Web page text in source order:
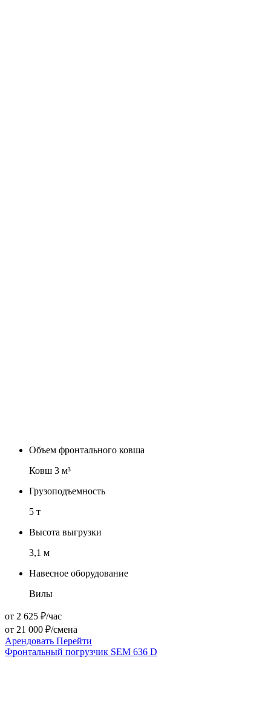
Объем фронтального ковша
Ковш 3 м³
Грузоподъемность
5 т
Высота выгрузки
3,1 м
Навесное оборудование
Вилы
от 2 625 ₽/час
от 21 000 ₽/смена
Арендовать Перейти
Фронтальный погрузчик SEM 636 D